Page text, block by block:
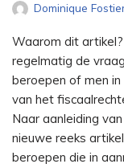
Dominique
Waarom dit
regelmatig de
beroepen of men
van het
Naar aanleiding
nieuwe reeks
beroepen die in